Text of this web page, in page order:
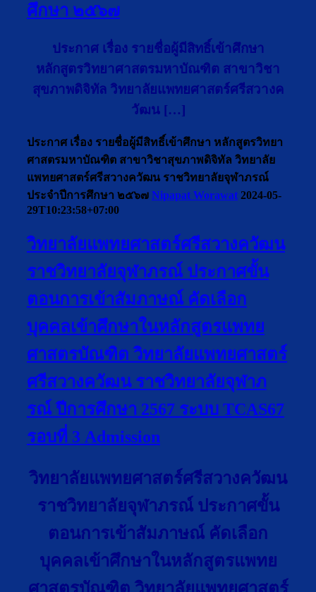
ศึกษา ๒๕๖๗
ประกาศ เรื่อง รายชื่อผู้มีสิทธิ์เข้าศึกษา
หลักสูตรวิทยาศาสตรมหาบัณฑิต สาขาวิชา
สุขภาพดิจิทัล วิทยาลัยแพทยศาสตร์ศรีสวางค
วัฒน […]
ประกาศ เรื่อง รายชื่อผู้มีสิทธิ์เข้าศึกษา หลักสูตรวิทยา
ศาสตรมหาบัณฑิต สาขาวิชาสุขภาพดิจิทัล วิทยาลัย
แพทยศาสตร์ศรีสวางควัฒน ราชวิทยาลัยจุฬาภรณ์
ประจำปีการศึกษา ๒๕๖๗ Nipapat Worawat 2024-05-
29T10:23:58+07:00
วิทยาลัยแพทยศาสตร์ศรีสวางควัฒน
ราชวิทยาลัยจุฬาภรณ์ ประกาศขั้น
ตอนการเข้าสัมภาษณ์ คัดเลือก
บุคคลเข้าศึกษาในหลักสูตรแพทย
ศาสตรบัณฑิต วิทยาลัยแพทยศาสตร์
ศรีสวางควัฒน ราชวิทยาลัยจุฬาภ
รณ์ ปีการศึกษา 2567 ระบบ TCAS67
รอบที่ 3 Admission
วิทยาลัยแพทยศาสตร์ศรีสวางควัฒน
ราชวิทยาลัยจุฬาภรณ์ ประกาศขั้น
ตอนการเข้าสัมภาษณ์ คัดเลือก
บุคคลเข้าศึกษาในหลักสูตรแพทย